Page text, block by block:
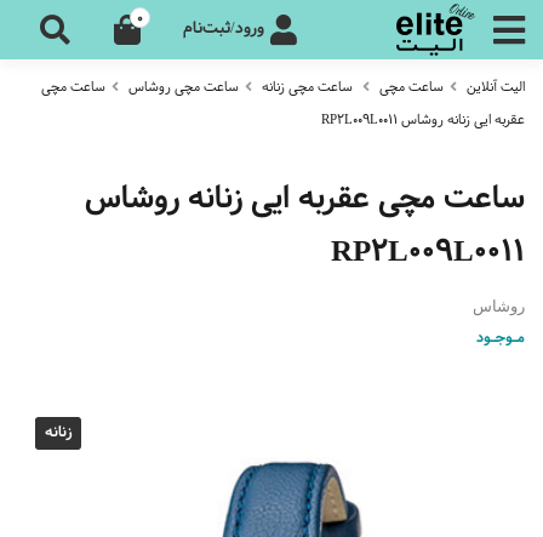
ورود/ثبت‌نام 0
الیت آنلاین ساعت مچی ساعت مچی زنانه ساعت مچی روشاس
ساعت مچی
عقربه ایی زنانه روشاس RP2L009L0011
ساعت مچی عقربه ایی زنانه روشاس
RP2L009L0011
روشاس
مـوجـود
زنانه